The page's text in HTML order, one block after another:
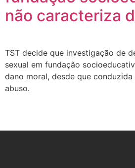
não caracteriza
TST decide que investigação de
sexual em fundação
dano moral, desde que
abuso.